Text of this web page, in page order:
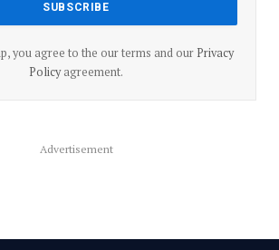
you agree to the our terms and our Privacy
Policyagreement.
Advertisement